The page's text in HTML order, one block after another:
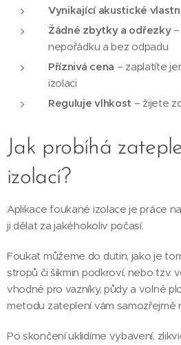
Vynikající akustické
Žádné zbytky a odřezky–
nepořádku a bez odpadu
Příznivá cena – zaplatíte
izolaci
Reguluje vlhkost – žijete
Jak probíhá
izolací?
Aplikace foukané izolace je práce
ji dělat za jakéhokoliv počasí.
Foukat můžeme do dutin, jako je
stropů či šikmin podkroví, nebo tzv.
vhodné pro vazníky, půdy a volné
metodu zateplení vám samozřejmě
Po skončení uklidíme vybavení,